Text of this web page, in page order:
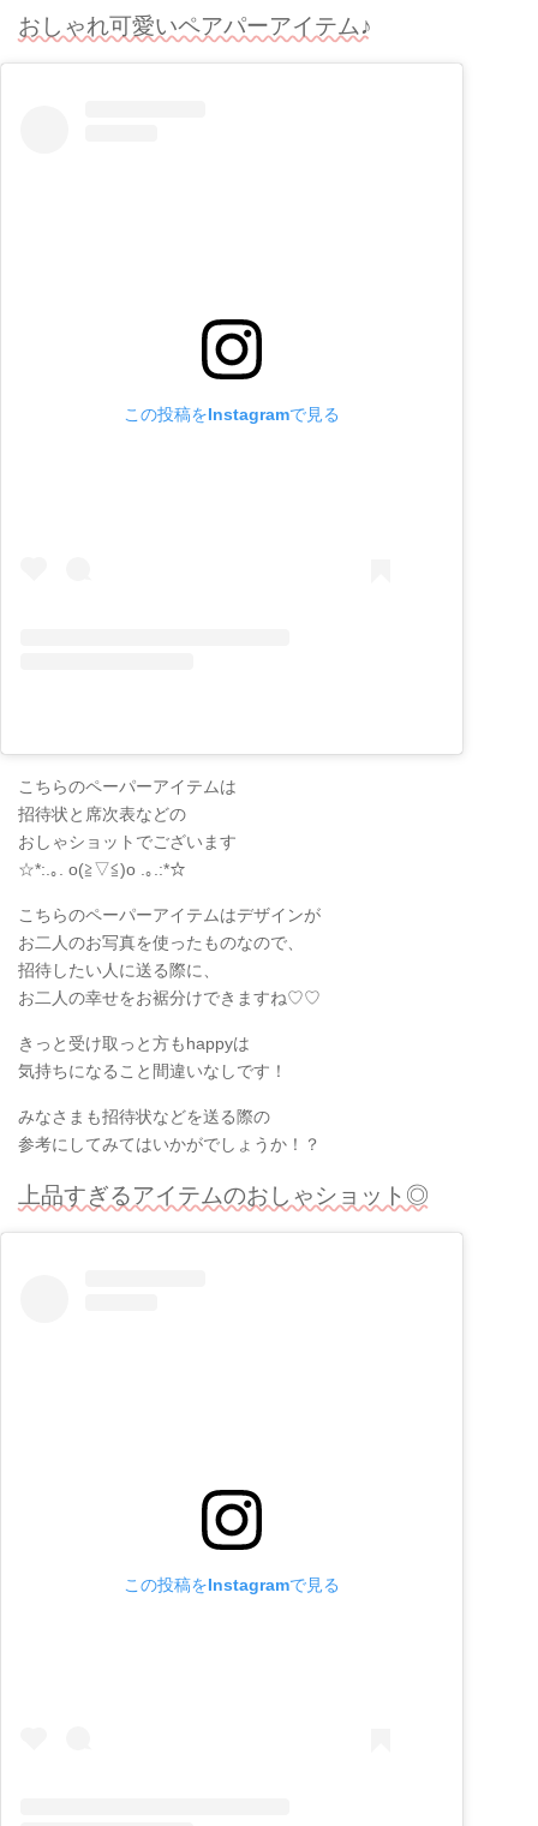
おしゃれ可愛いペアパーアイテム♪
この投稿をInstagramで見る
こちらのペーパーアイテムは
招待状と席次表などの
おしゃショットでございます
☆*:.｡. o(≧▽≦)o .｡.:*☆
こちらのペーパーアイテムはデザインが
お二人のお写真を使ったものなので、
招待したい人に送る際に、
お二人の幸せをお裾分けできますね♡♡
きっと受け取っと方もhappyは
気持ちになること間違いなしです！
みなさまも招待状などを送る際の
参考にしてみてはいかがでしょうか！？
上品すぎるアイテムのおしゃショット◎
この投稿をInstagramで見る